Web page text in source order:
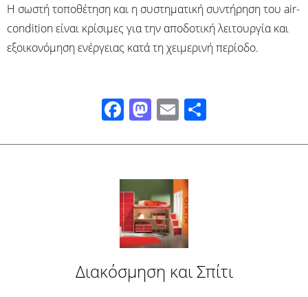
Η σωστή τοποθέτηση και η συστηματική συντήρηση του air-
condition είναι κρίσιμες για την αποδοτική λειτουργία και
εξοικονόμηση ενέργειας κατά τη χειμερινή περίοδο.
Facebook
Mastodon
Email
Διακόσμηση και Σπίτι